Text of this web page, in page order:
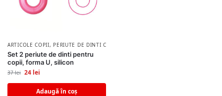
ARTICOLE COPII, PERIUTE DE DINTI COPII
Set 2 periute de dinti pentru
copii, forma U, silicon
37lei 24 lei
Adaugă în coș